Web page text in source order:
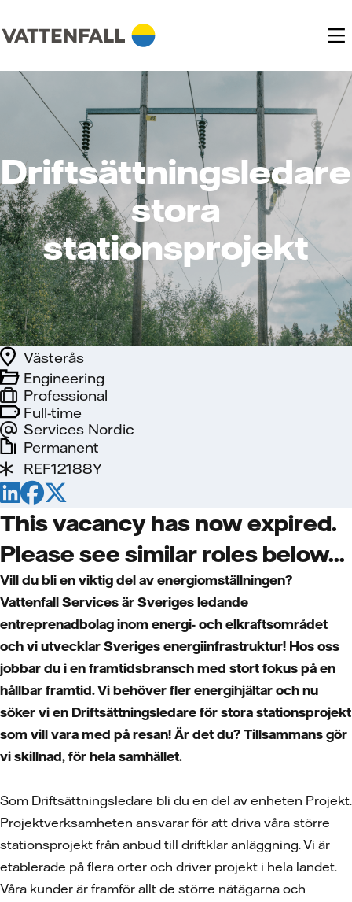
Driftsättningsledare
stora
stationsprojekt
Full-time
Services Nordic
Engineering
Västerås
Professional
Permanent
REF12188Y
This vacancy has now expired.
Please see similar roles below...
Vill du bli en viktig del av energiomställningen?
Vattenfall Services är Sveriges ledande
entreprenadbolag inom energi- och elkraftsområdet
och vi utvecklar Sveriges energiinfrastruktur! Hos oss
jobbar du i en framtidsbransch med stort fokus på en
hållbar framtid. Vi behöver fler energihjältar och nu
söker vi en Driftsättningsledare för stora stationsprojekt
som vill vara med på resan! Är det du? Tillsammans gör
vi skillnad, för hela samhället.
Som Driftsättningsledare bli du en del av enheten Projekt.
Projektverksamheten ansvarar för att driva våra större
stationsprojekt från anbud till driftklar anläggning. Vi är
etablerade på flera orter och driver projekt i hela landet.
Våra kunder är framför allt de större nätägarna och